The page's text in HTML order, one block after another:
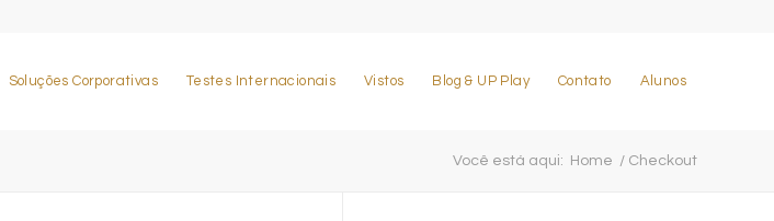
Soluções Corporativas Testes Internacionais Vistos Blog & UP Play Contato Alunos
Você está aqui: Home / Checkout